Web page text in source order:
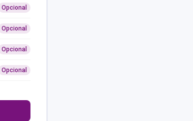
Opcional
Opcional
Opcional
Opcional